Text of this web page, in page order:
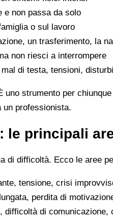
non passa da solo
o sul lavoro
un trasferimento, la
non riesci a interrompere
di testa, tensioni,
strumento per
un professionista.
le principali
di difficoltà. Ecco le aree
tensione, crisi
perdita di
difficoltà di comunicazione,